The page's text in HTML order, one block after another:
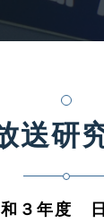
送研
３年度 日